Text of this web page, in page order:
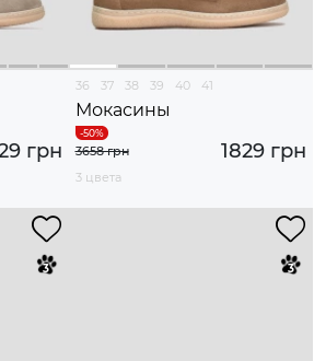
грн
36 37 38 39 40 41
Мокасины
1829 грн
3658 грн
3 цвета